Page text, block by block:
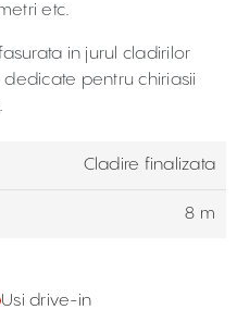
etc.
in jurul cladirilor
pentru chiriasii
Cladire finalizata
8 m
Usi drive-in